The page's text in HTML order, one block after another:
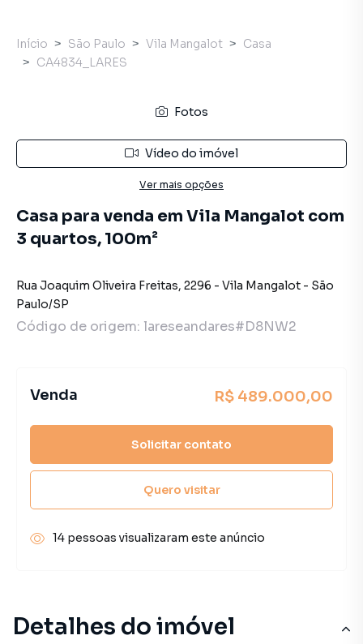
Detalhes do imóvel
Início São Paulo Vila Mangalot
Casa
CA4834_LARES
Fotos
Vídeo do imóvel
Ver mais opções
Casa para venda em Vila Mangalot com
3 quartos, 100m²
Rua Joaquim Oliveira Freitas, 2296 - Vila Mangalot - São
Paulo/SP
Código de origem: lareseandares#D8NW2
Venda R$ 489.000,00
Solicitar contato
Quero visitar
14 pessoas visualizaram este anúncio